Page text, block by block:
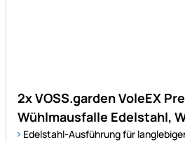
2x VOSS.garden VoleEX
Wühlmausfalle Edelstahl,
Edelstahl-Ausführung für